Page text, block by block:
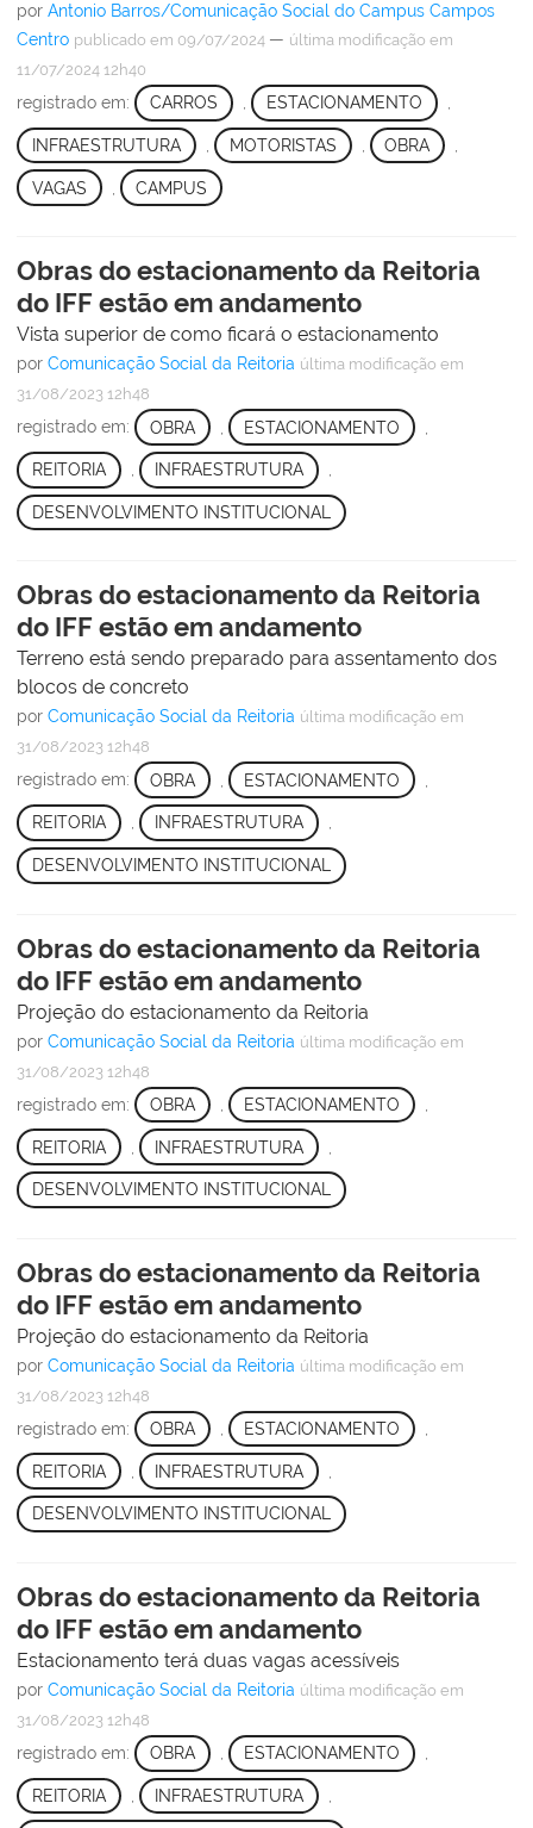
por Antonio Barros/Comunicação Social do Campus Campos
Centro publicado em 09/07/2024 — última modificação em
11/07/2024 12h40
registrado em: CARROS , ESTACIONAMENTO ,
INFRAESTRUTURA MOTORISTAS OBRA
VAGAS CAMPUS
Obras do estacionamento da Reitoria
do IFF estão em andamento
Vista superior de como ficará o estacionamento
por Comunicação Social da Reitoria última modificação em
31/08/2023 12h48
registrado em: OBRA ESTACIONAMENTO
REITORIA , INFRAESTRUTURA ,
DESENVOLVIMENTO INSTITUCIONAL
Obras do estacionamento da Reitoria
do IFF estão em andamento
Terreno está sendo preparado para assentamento dos
blocos de concreto
por Comunicação Social da Reitoria última modificação em
31/08/2023 12h48
registrado em: OBRA ESTACIONAMENTO
REITORIA , INFRAESTRUTURA ,
DESENVOLVIMENTO INSTITUCIONAL
Obras do estacionamento da Reitoria
do IFF estão em andamento
Projeção do estacionamento da Reitoria
por Comunicação Social da Reitoria última modificação em
31/08/2023 12h48
registrado em: OBRA ESTACIONAMENTO
REITORIA INFRAESTRUTURA
DESENVOLVIMENTO INSTITUCIONAL
Obras do estacionamento da Reitoria
do IFF estão em andamento
Projeção do estacionamento da Reitoria
por Comunicação Social da Reitoria última modificação em
31/08/2023 12h48
registrado em: OBRA ESTACIONAMENTO
REITORIA INFRAESTRUTURA
DESENVOLVIMENTO INSTITUCIONAL
Obras do estacionamento da Reitoria
do IFF estão em andamento
Estacionamento terá duas vagas acessíveis
por Comunicação Social da Reitoria última modificação em
31/08/2023 12h48
registrado em: OBRA ESTACIONAMENTO
REITORIA INFRAESTRUTURA